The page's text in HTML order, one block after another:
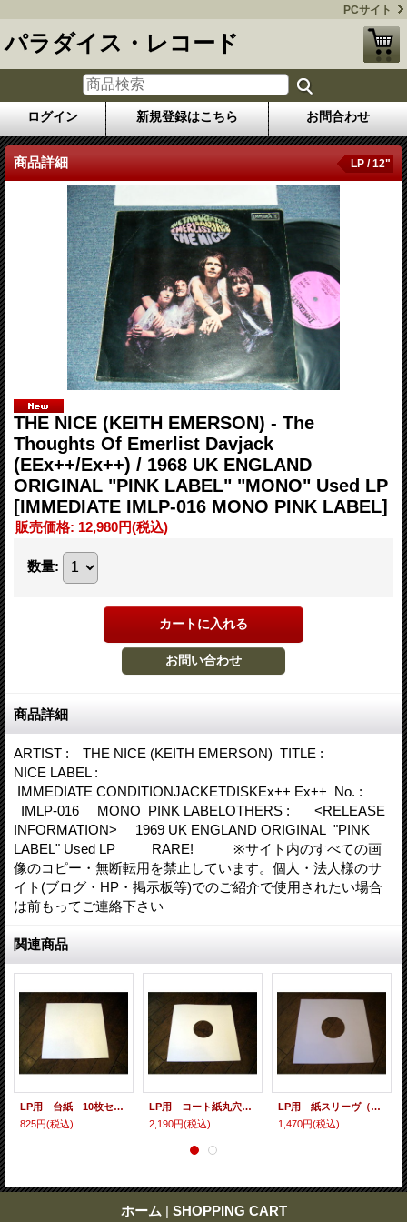
PCサイト
パラダイス・レコード
ログイン 新規登録はこちら お問合わせ
商品詳細 LP / 12"
THE NICE (KEITH EMERSON) - The
Thoughts Of Emerlist Davjack
(EEx++/Ex++) / 1968 UK ENGLAND
ORIGINAL "PINK LABEL" "MONO" Used LP
[IMMEDIATE IMLP-016 MONO PINK LABEL]
販売価格: 12,980円(税込)
数量:
商品詳細
ARTIST : THE NICE (KEITH EMERSON) TITLE :
NICE LABEL :
IMMEDIATE CONDITIONJACKETDISKEx++ Ex++ No. :
IMLP-016 MONO PINK LABELOTHERS : <RELEASE
INFORMATION> 1969 UK ENGLAND ORIGINAL "PINK
LABEL" Used LP RARE! ※サイト内のすべての画
像のコピー・無断転用を禁止しています。個人・法人様のサ
イト(ブログ・HP・掲示板等)でのご紹介で使用されたい場合
は前もってご連絡下さい
関連商品
LP用 台紙 10枚セット
825円(税込)
LP用 コート紙丸穴ジャケ 10枚セット
2,190円(税込)
LP用 紙スリーヴ（レギュラー 四角の角） 10枚セット
1,470円(税込)
ホーム | SHOPPING CART